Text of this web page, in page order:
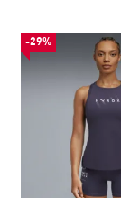
-29%